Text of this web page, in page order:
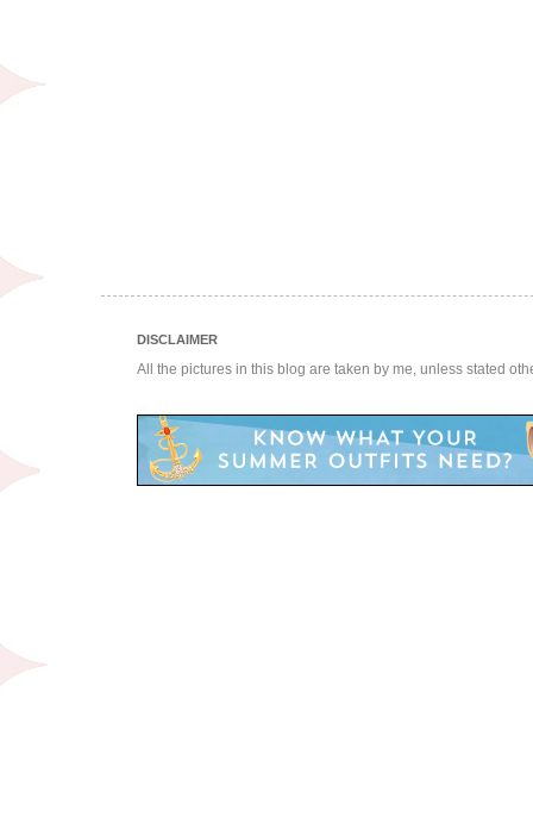
DISCLAIMER
All the pictures in this blog are taken by me, unless stated